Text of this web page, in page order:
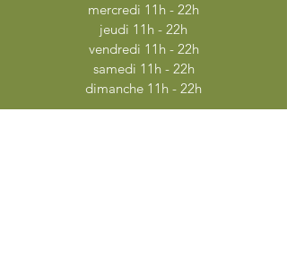
mercredi 11h - 22h
jeudi 11h - 22h
vendredi 11h - 22h
samedi 11h - 22h
dimanche 11h - 22h